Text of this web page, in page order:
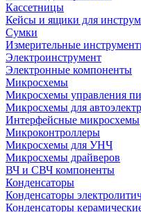
Кассетницы
Кейсы и ящики для
Сумки
Измерительные
Электроинструмент
Электронные компоненты
Микросхемы
Микросхемы управления
Микросхемы для
Интерфейсные микросхемы
Микроконтроллеры
Микросхемы для УНЧ
Микросхемы драйверов
ВЧ и СВЧ компоненты
Конденсаторы
Конденсаторы
Конденсаторы